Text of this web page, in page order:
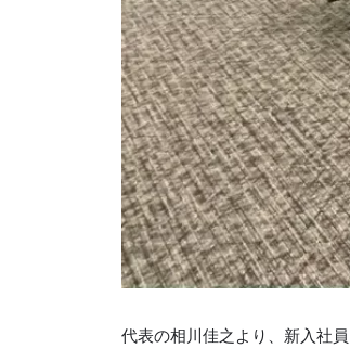
代表の相川佳之より、新入社